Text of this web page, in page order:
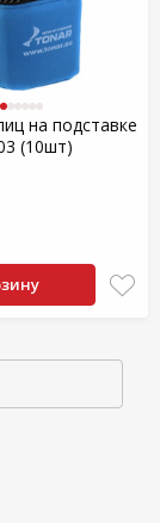
на подставке
(10шт)